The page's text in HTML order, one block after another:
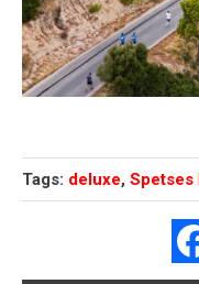
Tags: deluxe, Spetses